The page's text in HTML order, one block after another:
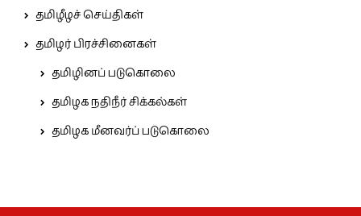
தமிழீழச் செய்திகள்
தமிழர் பிரச்சினைகள்
தமிழினப் படுகொலை
தமிழக நதிநீர் சிக்கல்கள்
தமிழக மீனவர்ப் படுகொலை